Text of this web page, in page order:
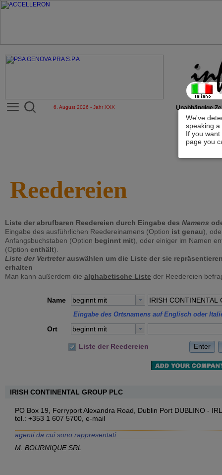
We've
speaking
If you
page you
6. August 2026 - Jahr XXX Unabhängige
Reedereien
Liste der abrufbaren Reedereien durch Eingabe des Namens
Eingabe des ausführlichen Reedereinamens (Option ist genau),
Anfangsbuchstaben (Option beginnt mit), oder einiger im Namen
(Option enthält).
Liste der Vertreterauswählen um die Liste der sie
erhalten
Man kann außerdem die alphabetische Liste der Reedereien
Name beginnt mit
Eingabe des Ortsnamens auf Englisch oder
Ort beginnt mit
Liste der Reedereien Enter
IRISH CONTINENTAL GROUP PLC
PO Box 19, Ferryport Alexandra Road, Dublin Port DUBLINO -
tel.: +353 1 607 5700, e-mail
agenti da cui sono rappresentati
M. BOURNIQUE SRL